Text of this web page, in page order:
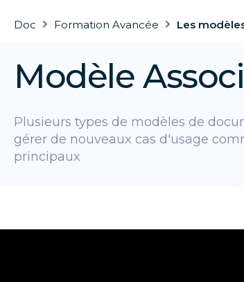
Doc Formation Avancée Les
Modèle
Plusieurs types de modèles de
gérer de nouveaux cas d'usage
principaux